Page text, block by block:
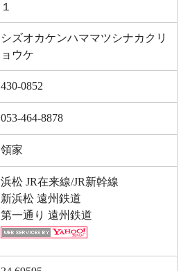
１
シズオカケンハママツシナカクリ
ョウケ
430-0852
053-464-8878
領家
浜松 JR在来線/JR新幹線
新浜松 遠州鉄道
第一通り 遠州鉄道